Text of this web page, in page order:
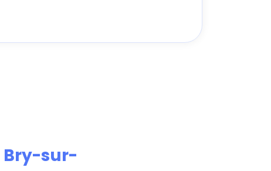
Bry-sur-